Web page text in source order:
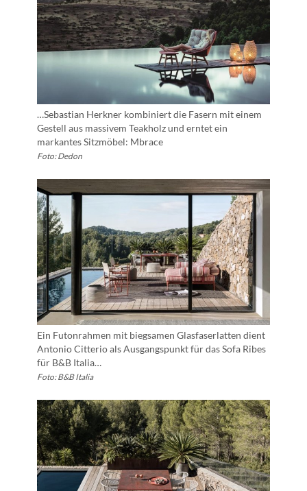
…Sebastian Herkner kombiniert die Fasern mit einem
Gestell aus massivem Teakholz und erntet ein
markantes Sitzmöbel: Mbrace
Foto: Dedon
Ein Futonrahmen mit biegsamen Glasfaserlatten dient
Antonio Citterio als Ausgangspunkt für das Sofa Ribes
für B&B Italia…
Foto: B&B Italia